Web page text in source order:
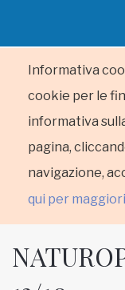
Informativa
cookie per le
informativa
pagina,
navigazione,
qui per